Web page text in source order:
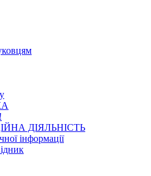
ДІЯЛЬНІСТЬ
інформації